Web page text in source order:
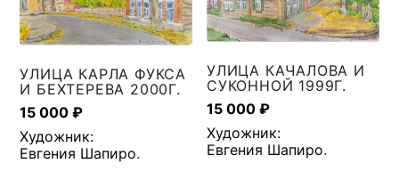
УЛИЦА КАРЛА ФУКСА
И БЕХТЕРЕВА 2000Г.
15 000₽
Художник:
Евгения Шапиро.
УЛИЦА КАЧАЛОВА И
СУКОННОЙ 1999Г.
15 000₽
Художник:
Евгения Шапиро.